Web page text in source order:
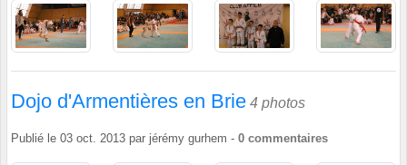
Dojo d'Armentières en Brie 4 photos
Publié le 03 oct. 2013 par jérémy gurhem - 0 commentaires